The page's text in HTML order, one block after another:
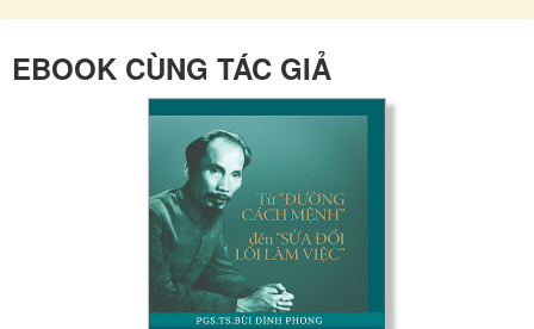
EBOOK CÙNG TÁC GIẢ